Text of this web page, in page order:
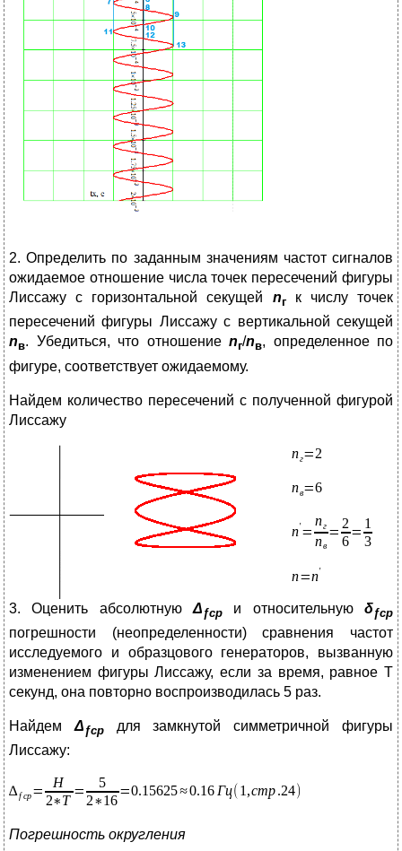
2. Определить по заданным значениям частот сигналов
ожидаемое отношение числа точек пересечений фигуры
Лиссажу с горизонтальной секущей nг
к числу точек
пересечений фигуры Лиссажу с вертикальной секущей
nв. Убедиться, что отношение nг/nв, определенное по
фигуре, соответствует ожидаемому.
Найдем количество пересечений с полученной фигурой
Лиссажу
3. Оценить абсолютнуюΔ ƒср и относительную δƒср
погрешности (неопределенности) сравнения частот
исследуемого и образцового генераторов, вызванную
изменением фигуры Лиссажу, если за время, равное Т
секунд, она повторно воспроиз­водилась 5 раз.
НайдемΔ ƒср для замкнутой симметричной фигуры
Лиссажу:
Погрешность округления